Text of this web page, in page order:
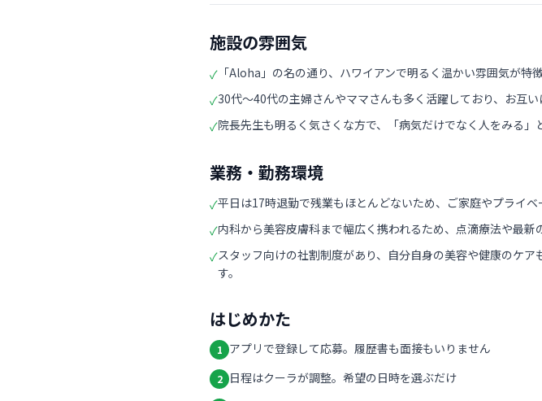
施設の雰囲気
✓ 「Aloha」の名の通り、ハワイアンで明るく温かい雰囲気が特
✓30代〜40代の主婦さんやママさんも多く活躍しており、お互
✓院長先生も明るく気さくな方で、「病気だけでなく人をみる
業務・勤務環境
✓平日は17時退勤で残業もほとんどないため、ご家庭やプライ
✓内科から美容皮膚科まで幅広く携われるため、点滴療法や最
✓スタッフ向けの社割制度があり、自分自身の美容や健康のケ
す。
はじめかた
1 アプリで登録して応募。履歴書も面接もいりません
2 日程はクーラが調整。希望の日時を選ぶだけ